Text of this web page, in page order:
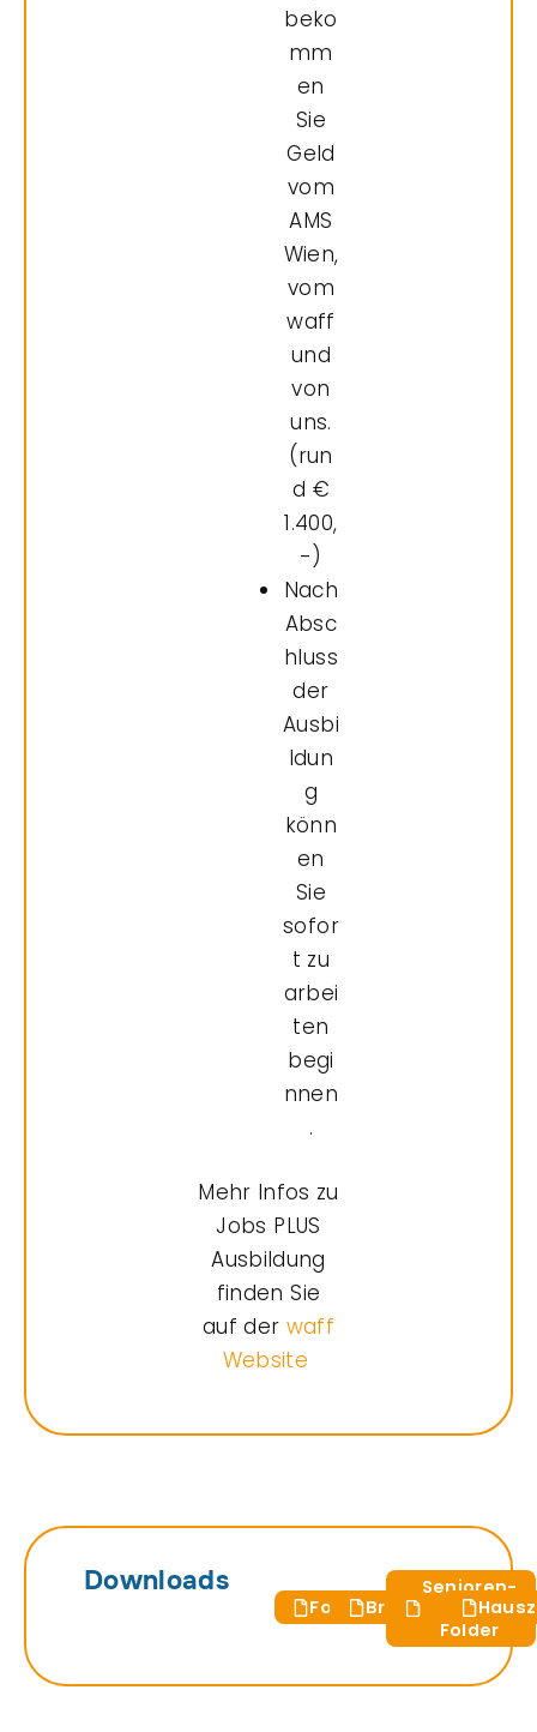
beko
mm
en
Sie
Geld
vom
AMS
Wien,
vom
waff
und
von
uns.
(run
d €
1.400,
-)
Nach
Absc
hluss
der
Ausbi
ldun
g
könn
en
Sie
sofor
t zu
arbei
ten
begi
nnen
.
Mehr Infos zu
Jobs PLUS
Ausbildung
finden Sie
auf der waff
Website
Downloads
FolderBroschüre
Senioren-
WG-
Folder